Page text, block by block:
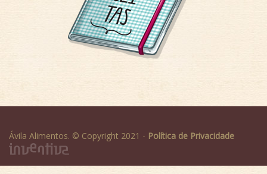
Ávila Alimentos. © Copyright 2021 - Política de Privacidade